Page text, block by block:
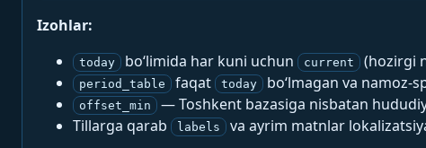
Izohlar:
today bo‘limida har kuni uchun current (hozirgi
period_table faqat today bo‘lmagan va namoz-
offset_min
— Toshkent bazasiga nisbatan
Tillarga qarab
labels va ayrim matnlar